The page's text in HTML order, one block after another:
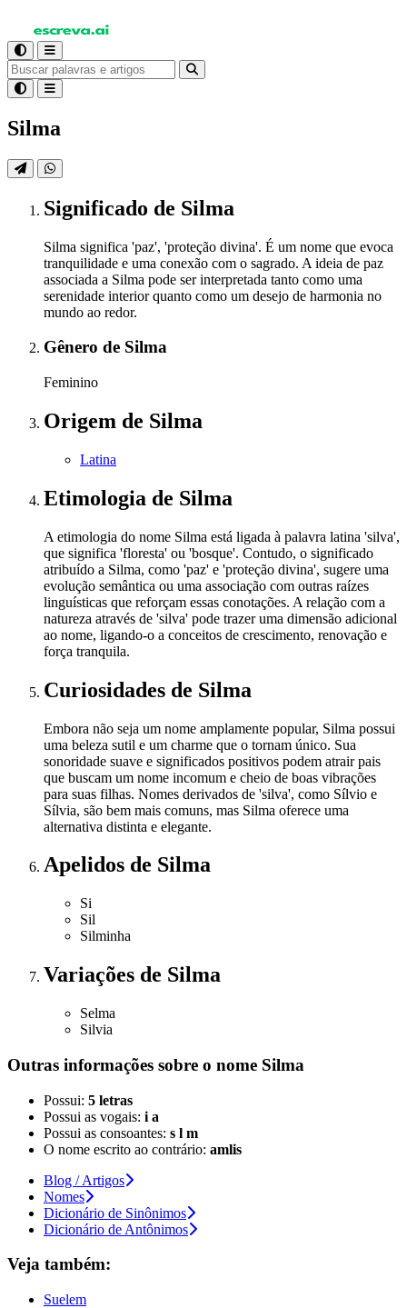
Silma
Significado de Silma
Silma significa 'paz', 'proteção divina'. É um nome que evoca
tranquilidade e uma conexão com o sagrado. A ideia de paz
associada a Silma pode ser interpretada tanto como uma
serenidade interior quanto como um desejo de harmonia no
mundo ao redor.
Gênero de Silma
Feminino
Origem de Silma
Latina
Etimologia de Silma
A etimologia do nome Silma está ligada à palavra latina 'silva',
que significa 'floresta' ou 'bosque'. Contudo, o significado
atribuído a Silma, como 'paz' e 'proteção divina', sugere uma
evolução semântica ou uma associação com outras raízes
linguísticas que reforçam essas conotações. A relação com a
natureza através de 'silva' pode trazer uma dimensão adicional
ao nome, ligando-o a conceitos de crescimento, renovação e
força tranquila.
Curiosidades de Silma
Embora não seja um nome amplamente popular, Silma possui
uma beleza sutil e um charme que o tornam único. Sua
sonoridade suave e significados positivos podem atrair pais
que buscam um nome incomum e cheio de boas vibrações
para suas filhas. Nomes derivados de 'silva', como Sílvio e
Sílvia, são bem mais comuns, mas Silma oferece uma
alternativa distinta e elegante.
Apelidos de Silma
Si
Sil
Silminha
Variações de Silma
Selma
Silvia
Outras informações sobre o nome Silma
Possui: 5 letras
Possui as vogais: i a
Possui as consoantes: s l m
O nome escrito ao contrário: amlis
Blog / Artigos
Nomes
Dicionário de Sinônimos
Dicionário de Antônimos
Veja também:
Suelem